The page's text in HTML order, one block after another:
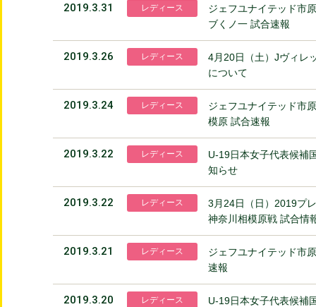
2019.3.31 レディース
ジェフユナイテッド市
ブくノ一 試合速報
2019.3.26 レディース
4月20日（土）Jヴィレ
について
2019.3.24 レディース
ジェフユナイテッド市
模原 試合速報
2019.3.22 レディース
U-19日本女子代表候補
知らせ
2019.3.22 レディース
3月24日（日）2019プ
神奈川相模原戦 試合情
2019.3.21 レディース
ジェフユナイテッド市
速報
2019.3.20 レディース
U-19日本女子代表候補